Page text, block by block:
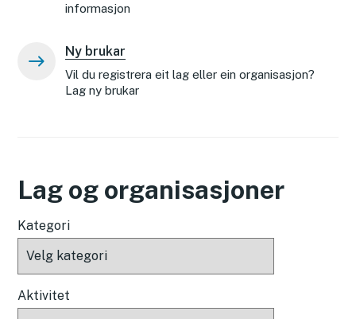
informasjon
Ny brukar
Vil du registrera eit lag eller ein organisasjon?
Lag ny brukar
Lag og organisasjoner
Kategori
Aktivitet